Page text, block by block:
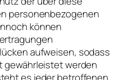
personenbezogenen
können
aufweisen, sodass
gewährleistet werden
es jeder betroffenen